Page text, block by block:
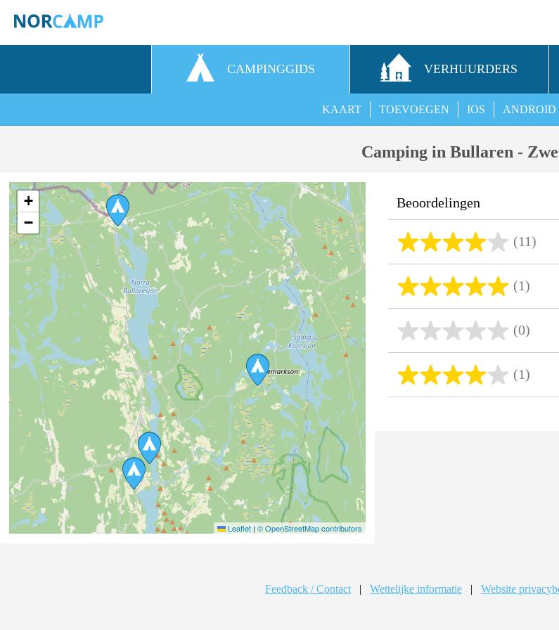
CAMPINGGIDS VERHUURDERS
ANDROID
IOS
TOEVOEGEN
KAART
Camping in Bullaren -
+
−
Leaflet | © OpenStreetMap contributors
Beoordelingen
(11)
(1)
(0)
(1)
Feedback / Contact | Wettelijke informatie | Website